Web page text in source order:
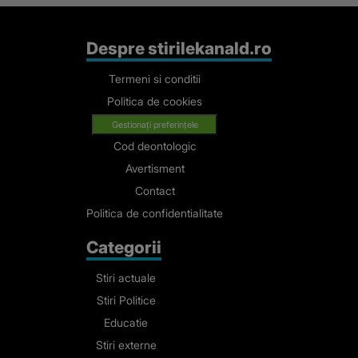
Despre stirilekanald.ro
Termeni si conditii
Politica de cookies
Gestionați preferințele
Cod deontologic
Avertisment
Contact
Politica de confidentialitate
Categorii
Stiri actuale
Stiri Politice
Educatie
Stiri externe